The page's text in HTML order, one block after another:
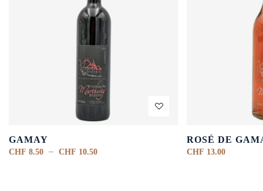
GAMAY
CHF 8.50 – CHF 10.50
ROSÉ DE
CHF 13.00